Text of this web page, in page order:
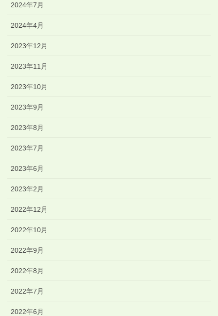
2024年7月
2024年4月
2023年12月
2023年11月
2023年10月
2023年9月
2023年8月
2023年7月
2023年6月
2023年2月
2022年12月
2022年10月
2022年9月
2022年8月
2022年7月
2022年6月